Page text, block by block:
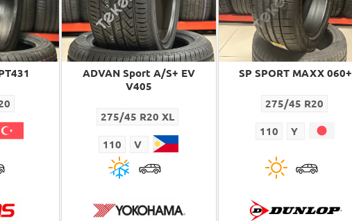
ADVAN Sport A/S+ EV
V405
275/45 R20 XL
110 V
SP SPORT MAXX 060+
275/45 R20
110 Y